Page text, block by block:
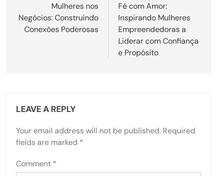
navigationMulheres nos
Negócios: Construindo
Conexões Poderosas
Fé com Amor:
Inspirando Mulheres
Empreendedoras a
Liderar com Confiança
e Propósito
LEAVE A REPLY
Your email address will not be published. Required
fields are marked *
Comment *